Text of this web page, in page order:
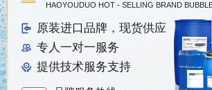
HAOYOUDUO HOT - SELLING BRAND
原装进口品牌，现货供应
专人一对一服务
提供技术服务支持